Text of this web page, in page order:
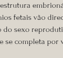
fetais vão
do sexo
se completa